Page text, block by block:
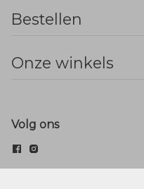
Bestellen
Onze winkels
Volg ons